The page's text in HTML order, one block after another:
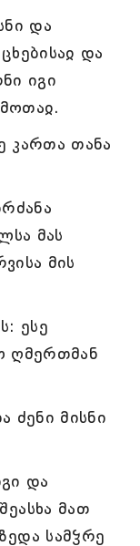
და
და
იგი
კართა თანა
მას
მის
ესე
ღმერთმან
ძენი მისნი
და
მათ
სამჴრე